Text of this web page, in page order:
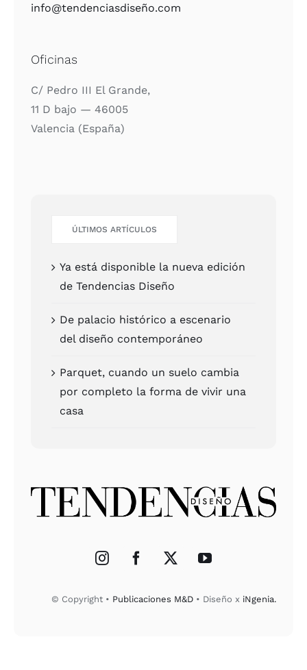
info@tendenciasdiseño.com
Oficinas
C/ Pedro III El Gran­de,
11 D bajo — 46005
Valen­cia (Espa­ña)
ÚLTI­MOS ARTÍCU­LOS
Ya está dis­po­ni­ble la nue­va edi­ción
de Ten­den­cias Dise­ño
De pala­cio his­tó­ri­co a esce­na­rio
del dise­ño con­tem­po­rá­neo
Par­quet, cuan­do un sue­lo cam­bia
por com­ple­to la for­ma de vivir una
casa
© Copy­right • Publi­ca­cio­nes M&D• Dise­ño x iNge­nia.